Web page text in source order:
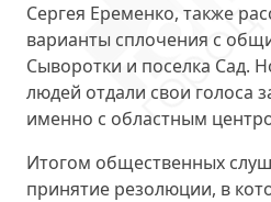
Сергея Еременко, также
варианты сплочения с
Сыворотки и поселка Сад.
людей отдали свои голоса
именно с областным
Итогом общественных
принятие резолюции, в